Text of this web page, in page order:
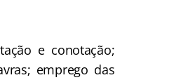
e conotação;
emprego das